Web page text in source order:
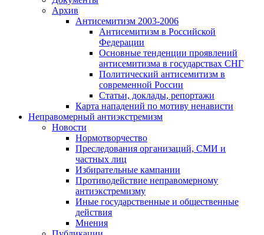
Архив
Антисемитизм 2003-2006
Антисемитизм в Российской
Федерации
Основные тенденции проявлений
антисемитизма в государствах СНГ
Политический антисемитизм в
современной России
Статьи, доклады, репортажи
Карта нападений по мотиву ненависти
Неправомерный антиэкстремизм
Новости
Нормотворчество
Преследования организаций, СМИ и
частных лиц
Избирательные кампании
Противодействие неправомерному
антиэкстремизму
Иные государственные и общественные
действия
Мнения